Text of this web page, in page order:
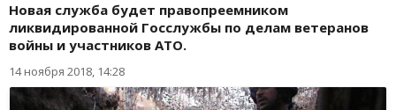
Новая служба будет правопреемником
ликвидированной Госслужбы по делам ветеранов
войны и участников АТО.
14 ноября 2018, 14:28